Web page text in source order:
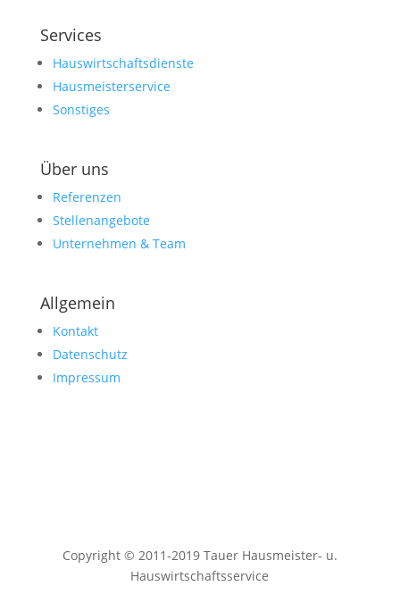
Services
Hauswirtschaftsdienste
Hausmeisterservice
Sonstiges
Über uns
Referenzen
Stellenangebote
Unternehmen & Team
Allgemein
Kontakt
Datenschutz
Impressum
Copyright © 2011-2019 Tauer Hausmeister- u.
Hauswirtschaftsservice